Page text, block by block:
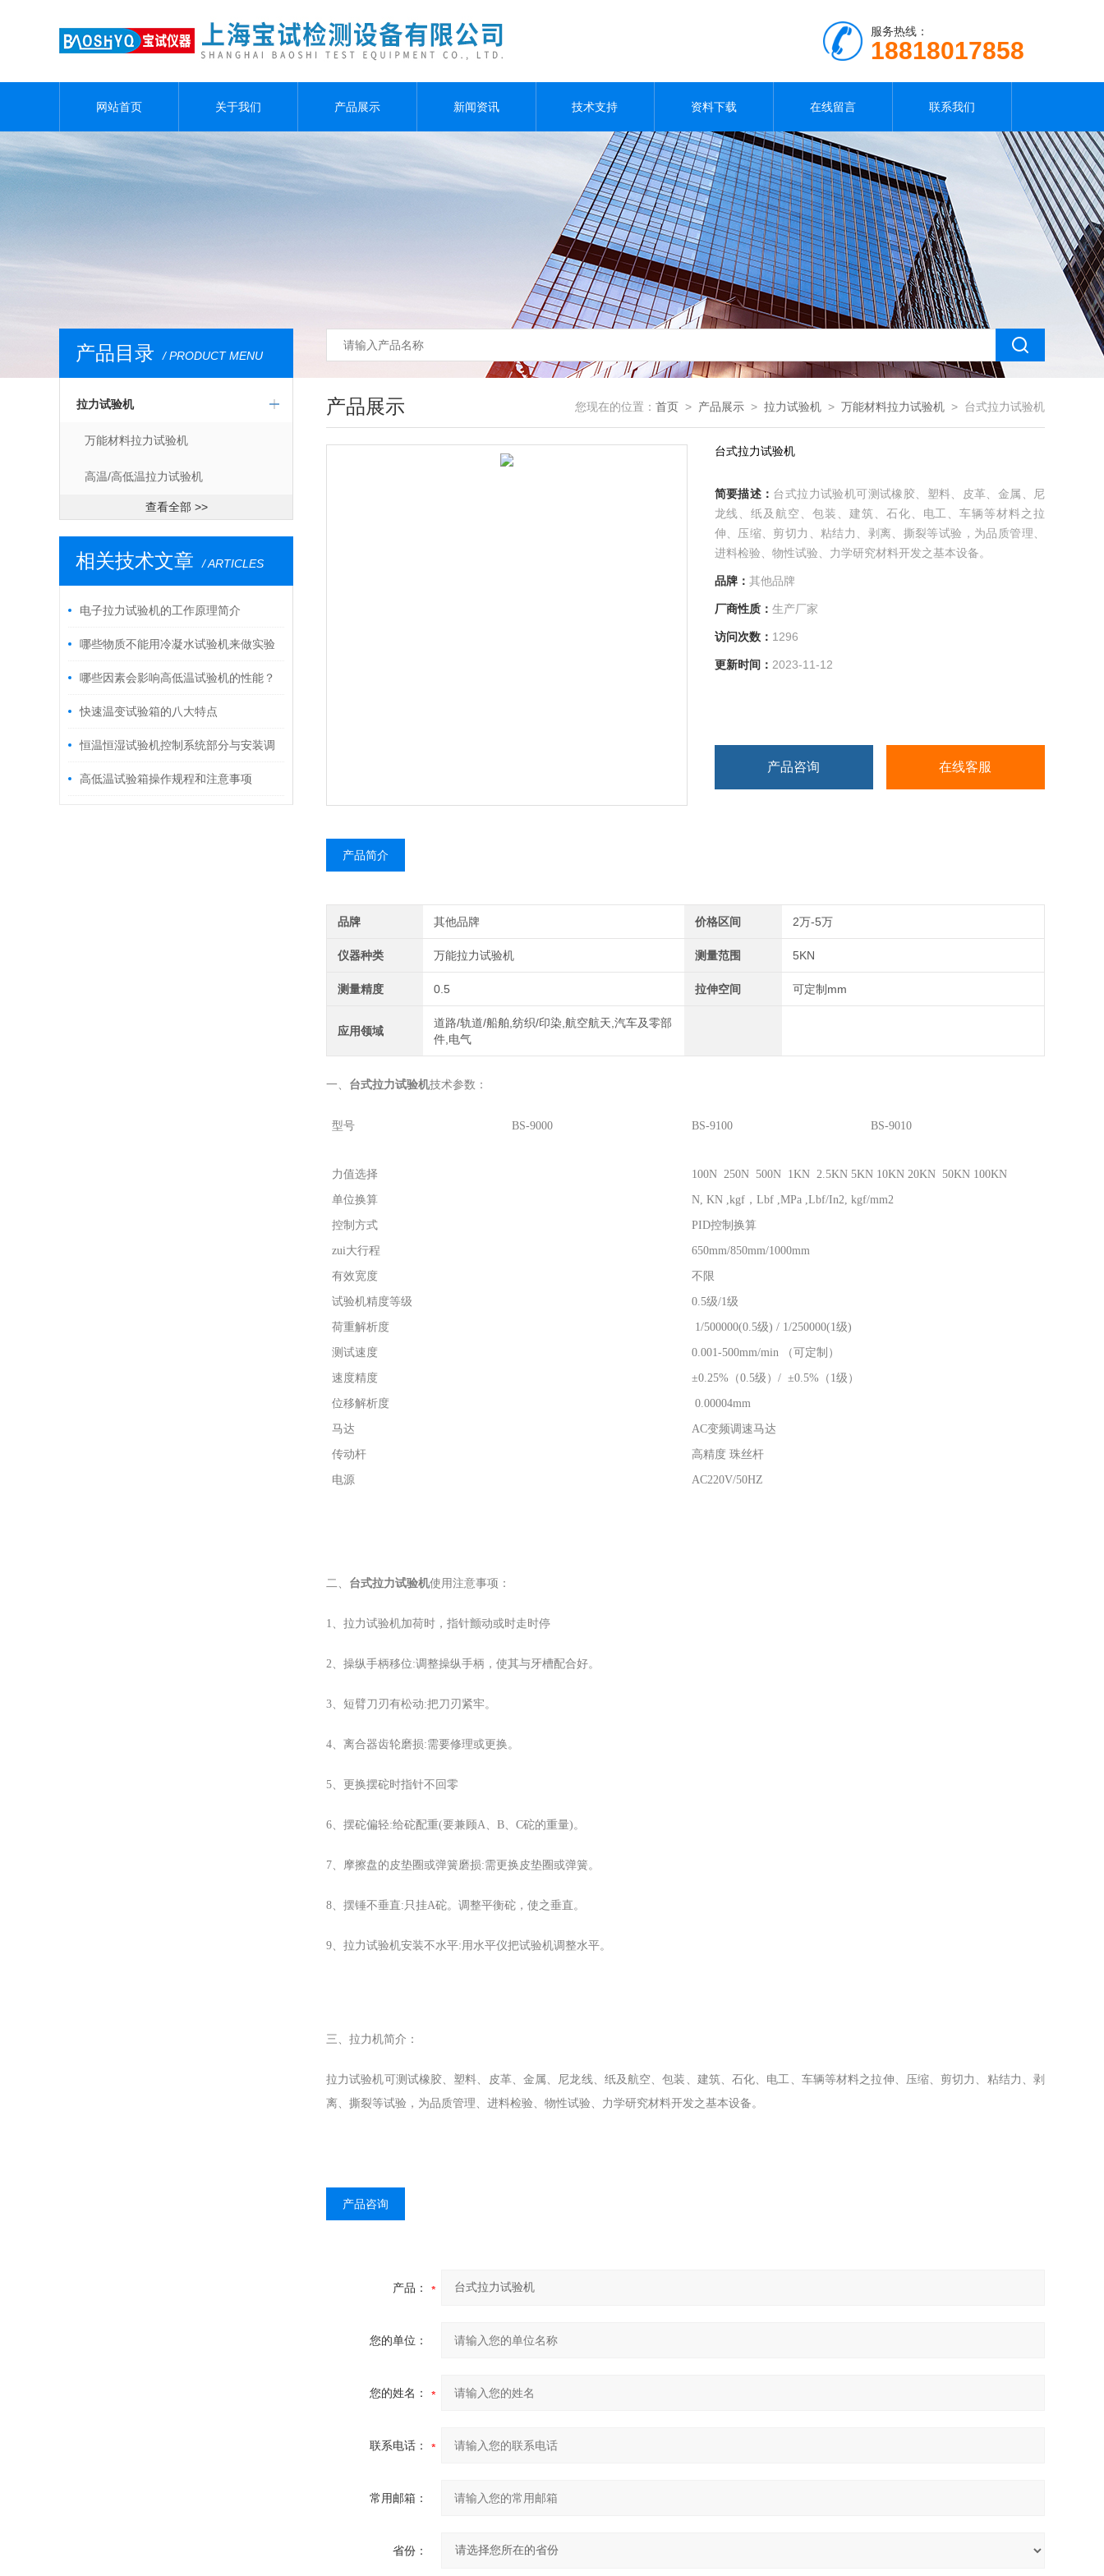
服务热线：
18818017858
网站首页 关于我们 产品展示 新闻资讯 技术支持 资料下载 在线留言 联系我们
产品目录 / PRODUCT MENU
拉力试验机
万能材料拉力试验机
高温/高低温拉力试验机
查看全部 >>
相关技术文章 / ARTICLES
电子拉力试验机的工作原理简介
哪些物质不能用冷凝水试验机来做实验
哪些因素会影响高低温试验机的性能？
快速温变试验箱的八大特点
恒温恒湿试验机控制系统部分与安装调
试常识
高低温试验箱操作规程和注意事项
产品展示 您现在的位置： 首页 > 产品展示 > 拉力试验机 > 万能材料拉力试验机 > 台式拉力试验机
台式拉力试验机
简要描述： 台式拉力试验机可测试橡胶、塑料、皮革、金属、尼
龙线、纸及航空、包装、建筑、石化、电工、车辆等材料之拉
伸、压缩、剪切力、粘结力、剥离、撕裂等试验，为品质管理、
进料检验、物性试验、力学研究材料开发之基本设备。
品牌： 其他品牌
厂商性质： 生产厂家
访问次数： 1296
更新时间： 2023-11-12
产品咨询 在线客服
产品简介
品牌 其他品牌 价格区间 2万-5万
仪器种类 万能拉力试验机 测量范围 5KN
测量精度 0.5 拉伸空间 可定制mm
应用领域
道路/轨道/船舶,纺织/印染,航空航天,汽车及零部
件,电气
一、 台式拉力试验机技术参数：
型号 BS-9000 BS-9100 BS-9010
力值选择 100N 250N 500N 1KN 2.5KN 5KN 10KN 20KN 50KN 100KN
单位换算 N, KN ,kgf，Lbf ,MPa ,Lbf/In2, kgf/mm2
控制方式 PID控制换算
zui大行程 650mm/850mm/1000mm
有效宽度 不限
试验机精度等级 0.5级/1级
荷重解析度 1/500000(0.5级) / 1/250000(1级)
测试速度 0.001-500mm/min （可定制）
速度精度 ±0.25%（0.5级）/ ±0.5%（1级）
位移解析度 0.00004mm
马达 AC变频调速马达
传动杆 高精度 珠丝杆
电源 AC220V/50HZ
二、 台式拉力试验机使用注意事项：
1、拉力试验机加荷时，指针颤动或时走时停
2、操纵手柄移位:调整操纵手柄，使其与牙槽配合好。
3、短臂刀刃有松动:把刀刃紧牢。
4、离合器齿轮磨损:需要修理或更换。
5、更换摆砣时指针不回零
6、摆砣偏轻:给砣配重(要兼顾A、B、C砣的重量)。
7、摩擦盘的皮垫圈或弹簧磨损:需更换皮垫圈或弹簧。
8、摆锤不垂直:只挂A砣。调整平衡砣，使之垂直。
9、拉力试验机安装不水平:用水平仪把试验机调整水平。
三、拉力机简介：
拉力试验机可测试橡胶、塑料、皮革、金属、尼龙线、纸及航空、包装、建筑、石化、电工、车辆等材料之拉伸、压缩、剪切力、粘结力、剥
离、撕裂等试验，为品质管理、进料检验、物性试验、力学研究材料开发之基本设备。
产品咨询
产品：
您的单位：
您的姓名：
联系电话：
常用邮箱：
省份：